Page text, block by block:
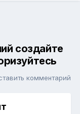
создайте
комментарий